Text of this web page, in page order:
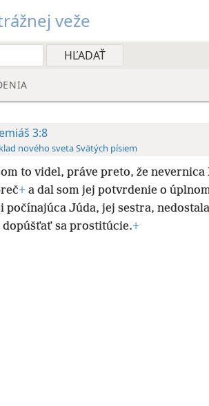
veže
3:8
nového sveta Svätých písiem
to videl, práve preto, že
+a dal som jej potvrdenie o
počínajúca Júda, jej sestra,
sa prostitúcie.+